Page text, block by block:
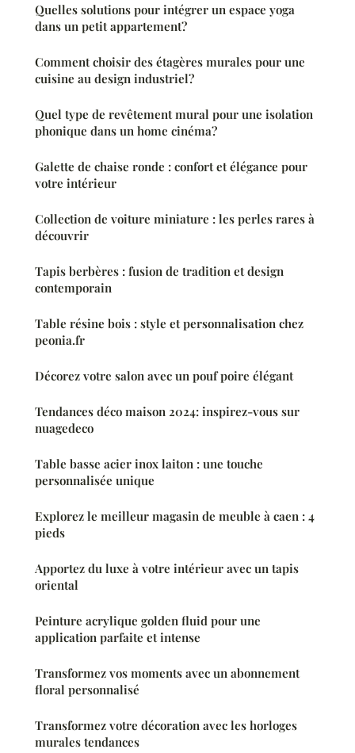
Quelles solutions pour intégrer un espace yoga
dans un petit appartement?
Comment choisir des étagères murales pour une
cuisine au design industriel?
Quel type de revêtement mural pour une isolation
phonique dans un home cinéma?
Galette de chaise ronde : confort et élégance pour
votre intérieur
Collection de voiture miniature : les perles rares à
découvrir
Tapis berbères : fusion de tradition et design
contemporain
Table résine bois : style et personnalisation chez
peonia.fr
Décorez votre salon avec un pouf poire élégant
Tendances déco maison 2024: inspirez-vous sur
nuagedeco
Table basse acier inox laiton : une touche
personnalisée unique
Explorez le meilleur magasin de meuble à caen : 4
pieds
Apportez du luxe à votre intérieur avec un tapis
oriental
Peinture acrylique golden fluid pour une
application parfaite et intense
Transformez vos moments avec un abonnement
floral personnalisé
Transformez votre décoration avec les horloges
murales tendances